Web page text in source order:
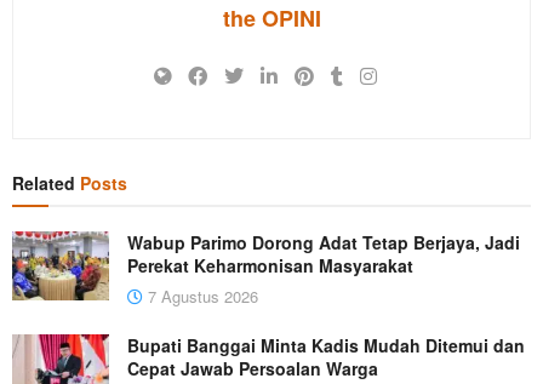
the OPINI
Related Posts
Wabup Parimo Dorong Adat Tetap Berjaya, Jadi
Perekat Keharmonisan Masyarakat
7 Agustus 2026
Bupati Banggai Minta Kadis Mudah Ditemui dan
Cepat Jawab Persoalan Warga